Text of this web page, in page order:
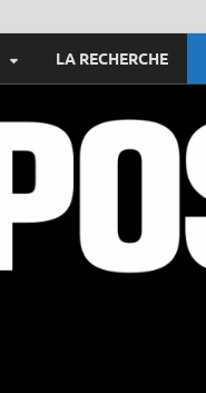
LA RECHERCHE